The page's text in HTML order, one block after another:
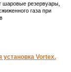
шаровые резервуары,
газа при
установка Vortex.